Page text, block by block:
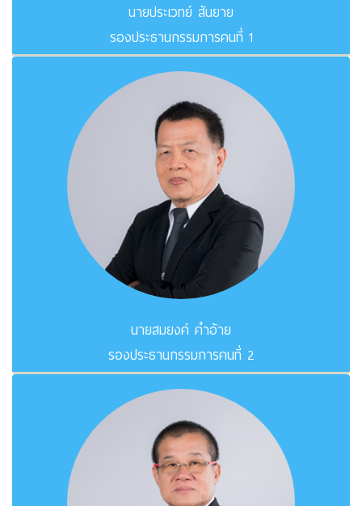
นายประเวทย์ สันยาย
รองประธานกรรมการคนที่ 1
นายสมยงค์ คำอ้าย
รองประธานกรรมการคนที่ 2